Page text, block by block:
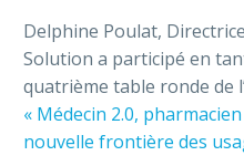
Delphine Poulat,
Solution a participé en
quatrième table ronde de
« Médecin 2.0,
nouvelle frontière des